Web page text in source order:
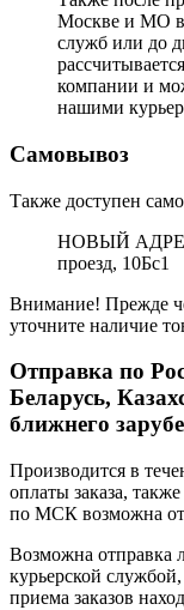
Москве и МО в
служб или до
компании и
нашими
Самовывоз
Также доступен
НОВЫЙ
проезд, 10Бс1
Внимание! Прежде
уточните наличие
Отправка по
Беларусь,
ближнего
Производится в
оплаты заказа,
по МСК возможна
Возможна отправка
курьерской
приема заказов